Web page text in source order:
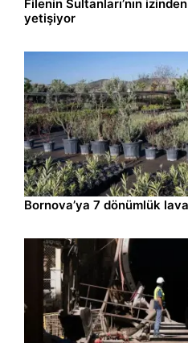
Filenin Sultanları’nın
yetişiyor
İzmir 09.08.2026 10:10
Bornova’ya 7 dönümlük